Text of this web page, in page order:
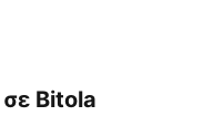
Bitola